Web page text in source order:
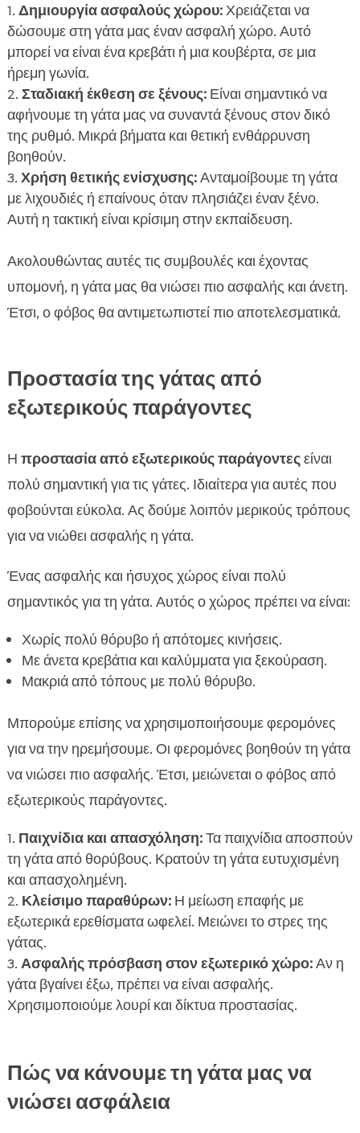
Δημιουργία ασφαλούς χώρου:Χρειάζεται να
δώσουμε στη γάτα μας έναν ασφαλή χώρο. Αυτό
μπορεί να είναι ένα κρεβάτι ή μια κουβέρτα, σε μια
ήρεμη γωνία.
Σταδιακή έκθεση σε ξένους:Είναι σημαντικό να
αφήνουμε τη γάτα μας να συναντά ξένους στον δικό
της ρυθμό. Μικρά βήματα και θετική ενθάρρυνση
βοηθούν.
Χρήση θετικής ενίσχυσης:Ανταμοίβουμε τη γάτα
με λιχουδιές ή επαίνους όταν πλησιάζει έναν ξένο.
Αυτή η τακτική είναι κρίσιμη στην εκπαίδευση.
Ακολουθώντας αυτές τις συμβουλές και έχοντας
υπομονή, η γάτα μας θα νιώσει πιο ασφαλής και άνετη.
Έτσι, ο φόβος θα αντιμετωπιστεί πιο αποτελεσματικά.
Προστασία της γάτας από
εξωτερικούς παράγοντες
Η προστασία από εξωτερικούς παράγοντεςείναι
πολύ σημαντική για τις γάτες. Ιδιαίτερα για αυτές που
φοβούνται εύκολα. Ας δούμε λοιπόν μερικούς τρόπους
για να νιώθει ασφαλής η γάτα.
Ένας ασφαλής και ήσυχος χώρος είναι πολύ
σημαντικός για τη γάτα. Αυτός ο χώρος πρέπει να είναι:
Χωρίς πολύ θόρυβο ή απότομες κινήσεις.
Με άνετα κρεβάτια και καλύμματα για ξεκούραση.
Μακριά από τόπους με πολύ θόρυβο.
Μπορούμε επίσης να χρησιμοποιήσουμε φερομόνες
για να την ηρεμήσουμε. Οι φερομόνες βοηθούν τη γάτα
να νιώσει πιο ασφαλής. Έτσι, μειώνεται ο φόβος από
εξωτερικούς παράγοντες.
Παιχνίδια και απασχόληση:Τα παιχνίδια αποσπούν
τη γάτα από θορύβους. Κρατούν τη γάτα ευτυχισμένη
και απασχολημένη.
Κλείσιμο παραθύρων:Η μείωση επαφής με
εξωτερικά ερεθίσματα ωφελεί. Μειώνει το στρες της
γάτας.
Ασφαλής πρόσβαση στον εξωτερικό χώρο:Αν η
γάτα βγαίνει έξω, πρέπει να είναι ασφαλής.
Χρησιμοποιούμε λουρί και δίκτυα προστασίας.
Πώς να κάνουμε τη γάτα μας να
νιώσει ασφάλεια